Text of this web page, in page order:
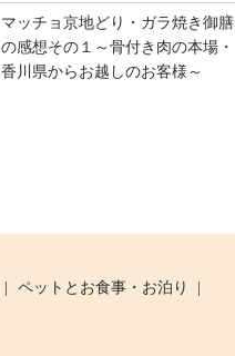
マッチョ京地どり・ガラ焼き御膳
の感想その１～骨付き肉の本場・
香川県からお越しのお客様～
ペットとお食事・お泊り